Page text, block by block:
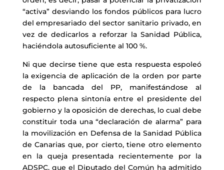
“activa” desviando los fondos públicos para lucro
del empresariado del sector sanitario privado, en
vez de dedicarlos a reforzar la Sanidad Pública,
haciéndola autosuficiente al 100 %.
Ni que decirse tiene que esta respuesta espoleó
la exigencia de aplicación de la orden por parte
de la bancada del PP, manifestándose al
respecto plena sintonía entre el presidente del
gobierno y la oposición de derechas, lo cual debe
constituir toda una “declaración de alarma” para
la movilización en Defensa de la Sanidad Pública
de Canarias que, por cierto, tiene otro elemento
en la queja presentada recientemente por la
ADSPC, que el Diputado del Común ha admitido